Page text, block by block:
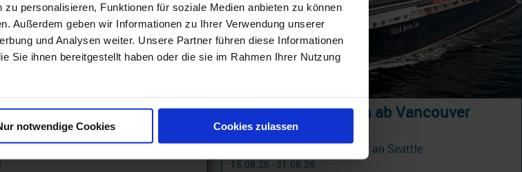
personalisieren, Funktionen für soziale Medien anbieten zu können
Außerdem geben wir Informationen zu Ihrer Verwendung unserer
und Analysen weiter. Unsere Partner führen diese Informationen
Sie ihnen bereitgestellt haben oder die sie im Rahmen Ihrer Nutzung
notwendige Cookies Cookies zulassen
ab Seattle
Seattle an Vancouver
Alaska Kreuzfahrten ab Vancouver
Alaska 2 Tage ab Vancouver an Seattle
15.08.26 - 31.08.28